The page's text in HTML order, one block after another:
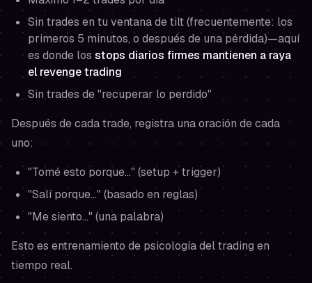
Sin trades en tu ventana de tilt (frecuentemente: los
primeros 5 minutos, o después de una pérdida)—aquí
es donde los stops diarios firmes mantienen a raya
el revenge trading
Sin trades de "recuperar lo perdido"
Después de cada trade, registra una oración de cada
uno:
"Tomé esto porque…" (setup + trigger)
"Salí porque…" (basado en reglas)
"Me siento…" (una palabra)
Esto es entrenamiento de psicología del trading en
tiempo real.